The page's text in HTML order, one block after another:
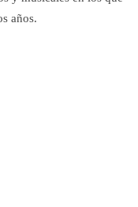
años.